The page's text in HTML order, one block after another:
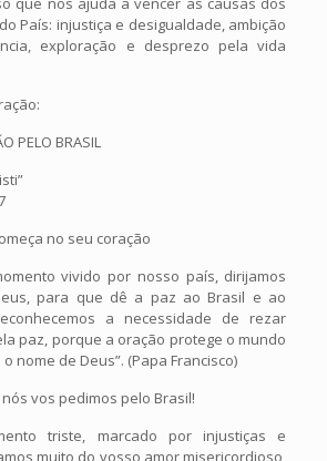
País: injustiça e desigualdade, ambição
exploração e desprezo pela vida
PELO BRASIL
no seu coração
vivido por nosso país, dirijamos
para que dê a paz ao Brasil e ao
a necessidade de rezar
paz, porque a oração protege o mundo
nome de Deus”. (Papa Francisco)
vos pedimos pelo Brasil!
triste, marcado por injustiças e
muito do vosso amor misericordioso,